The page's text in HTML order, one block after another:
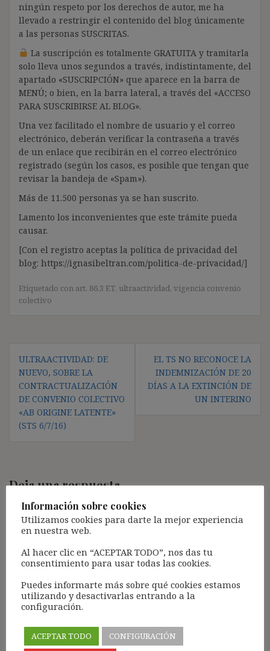
ningún respeto por los derechos de autor, me ha
llevado a restringir el contenido del blog únicamente
a las personas SUSCRITAS.
La suscripción es totalmente GRATUITA y tramitarla
solo lleva unos segundos a través, indistintamente, del
apartado «SUSCRIPCIÓN» que aparece en la barra de
MENÚ; o bien, en la barra lateral, a través del «ACCESO
PARA SUSCRIBIRSE AL BLOG».
Una vez facilitado el nombre de usuario y el correo
electrónico, deberán verificar la contraseña a través
de un enlace que recibirán en el correo electrónico
registrado (según los casos, es posible que tengan que
revisar la bandeja de «Spam»).
Más de 11.500 personas ya se han suscrito.
Lamento los inconvenientes que este trámite pueda
causar.
[Con el registro aceptas la política de privacidad del
blog: https://ignasibeltran.com/politica-de-privacidad/]
Etiquetado con art. 86.3 ET, ultraactividad, vigencia convenio
colectivo
de
entradas
ULTRAACTIVIDAD: DE
NUEVO, SOBRE LA
CONTRACTUALIZACIÓN
DE CONVENIO COLECTIVO
«AB ORIGINE LATENTE»
(STS 6/7/16)
EL TS NO RECONOCE LA
INDEMNIZACIÓN DE 20
DÍAS A LA EXTINCIÓN DE
UN INTERINO
Deja una respuesta
Tu dirección de correo electrónico no será publicada.
campos obligatorios están marcados con*
Comentario*
Información sobre cookies
Utilizamos cookies para darte la mejor experiencia
en nuestra web.
Al hacer clic en “ACEPTAR TODO”, nos das tu
consentimiento para usar todas las cookies.
Puedes informarte más sobre qué cookies estamos
utilizando y desactivarlas entrando a la
configuración.
ACEPTAR TODO
CONFIGURACIÓN